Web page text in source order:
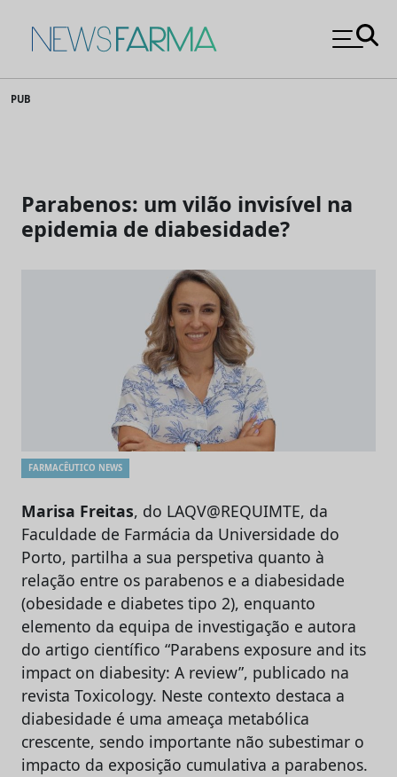
to
News Farma
PUB
Parabenos: um vilão invisível na
epidemia de diabesidade?
FARMACÊUTICO NEWS
Marisa Freitas, do LAQV@REQUIMTE, da
Faculdade de Farmácia da Universidade do
Porto, partilha a sua perspetiva quanto à
relação entre os parabenos e a diabesidade
(obesidade e diabetes tipo 2), enquanto
elemento da equipa de investigação e autora
do artigo científico “Parabens exposure and its
impact on diabesity: A review”, publicado na
revista Toxicology. Neste contexto destaca a
diabesidade é uma ameaça metabólica
crescente, sendo importante não subestimar o
impacto da exposição cumulativa a parabenos.